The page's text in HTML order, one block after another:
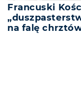
Francuski
na falę